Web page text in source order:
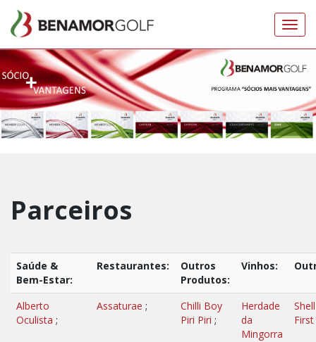
Parceiros
Saúde &
Bem-Estar:
Restaurantes:
Outros
Produtos:
Vinhos:
Alberto
Oculista ;
Assaturae ;
Chilli Boy
Piri Piri ;
Herdade
da
Mingorra
Shell
First